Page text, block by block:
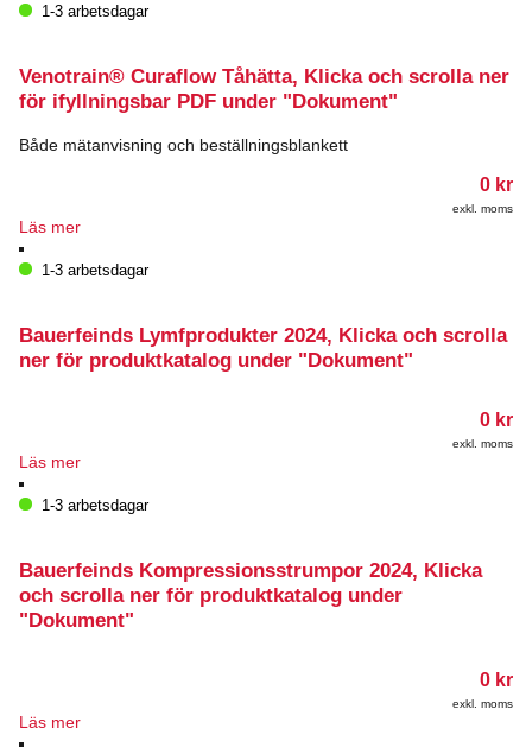
1-3 arbetsdagar
Venotrain® Curaflow Tåhätta, Klicka och scrolla ner
för ifyllningsbar PDF under "Dokument"
Både mätanvisning och beställningsblankett
0 kr
exkl. moms
Läs mer
1-3 arbetsdagar
Bauerfeinds Lymfprodukter 2024, Klicka och scrolla
ner för produktkatalog under "Dokument"
0 kr
exkl. moms
Läs mer
1-3 arbetsdagar
Bauerfeinds Kompressionsstrumpor 2024, Klicka
och scrolla ner för produktkatalog under
"Dokument"
0 kr
exkl. moms
Läs mer